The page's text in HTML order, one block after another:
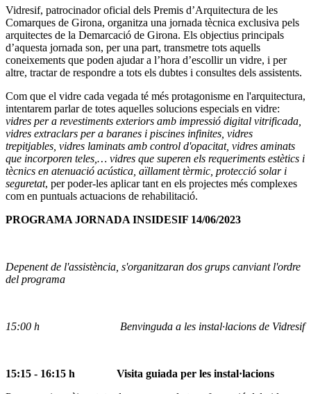
Vidresif, patrocinador oficial dels Premis d’Arquitectura de les
Comarques de Girona, organitza una jornada tècnica exclusiva pels
arquitectes de la Demarcació de Girona. Els objectius principals
d’aquesta jornada son, per una part, transmetre tots aquells
coneixements que poden ajudar a l’hora d’escollir un vidre, i per
altre, tractar de respondre a tots els dubtes i consultes dels assistents.
Com que el vidre cada vegada té més protagonisme en l'arquitectura,
intentarem parlar de totes aquelles solucions especials en vidre:
vidres per a revestiments exteriors amb impressió digital vitrificada,
vidres extraclars per a baranes i piscines infinites, vidres
trepitjables, vidres laminats amb control d'opacitat, vidres aminats
que incorporen teles,… vidres que superen els requeriments estètics i
tècnics en atenuació acústica, aïllament tèrmic, protecció solar i
seguretat, per poder-les aplicar tant en els projectes més complexes
com en puntuals actuacions de rehabilitació.
PROGRAMA JORNADA INSIDESIF 14/06/2023
Depenent de l'assistència, s'organitzaran dos grups canviant l'ordre
del programa
15:00 h Benvinguda a les instal·lacions de Vidresif
15:15 - 16:15 h Visita guiada per les instal·lacions